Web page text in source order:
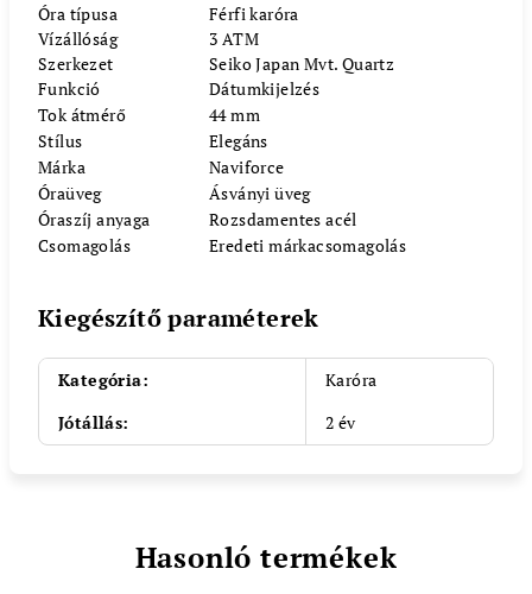
Óra típusa
Férfi karóra
Vízállóság
3 ATM
Szerkezet
Seiko Japan Mvt. Quartz
Funkció
Dátumkijelzés
Tok átmérő
44 mm
Stílus
Elegáns
Márka
Naviforce
Óraüveg
Ásványi üveg
Óraszíj anyaga
Rozsdamentes acél
Csomagolás
Eredeti márkacsomagolás
Kiegészítő paraméterek
Kategória:
Karóra
Jótállás: 2 év
Hasonló termékek